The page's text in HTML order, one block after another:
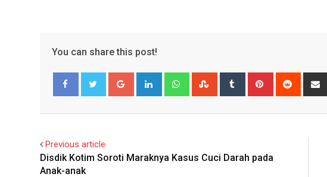
You can share this post!
Google+ LinkedIn WhatsappStumbleUpon
Tumblr Pinterest Reddit
Previous article
Disdik Kotim Soroti Maraknya Kasus Cuci Darah pada
Anak-anak